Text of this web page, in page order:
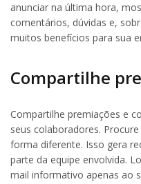
anunciar na última hora,
comentários, dúvidas e,
muitos benefícios para sua
Compartilhe
Compartilhe premiações e
seus colaboradores.
forma diferente. Isso gera
parte da equipe envolvida.
mail informativo apenas ao